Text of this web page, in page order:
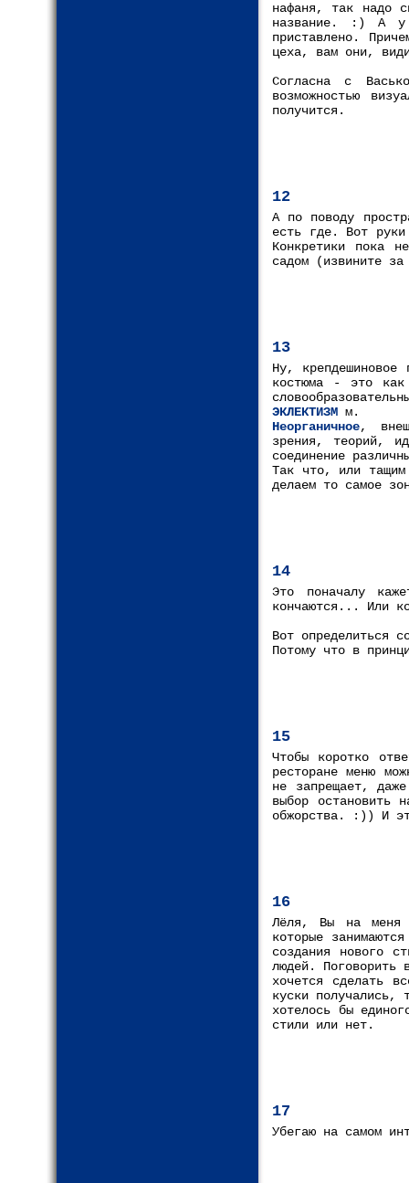
нафаня, так надо
название. :) А у
приставлено.
цеха, вам они,
Согласна с
возможностью
получится.
12
А по поводу
есть где. Вот
Конкретики пока
садом (извините
13
Ну,
костюма - это как
ЭКЛЕКТИЗМ м.
Неорганичное,
зрения, теорий,
соединение
Так что, или тащим
делаем то самое
14
Это поначалу
кончаются... Или
Вот определиться
Потому что в
15
Чтобы коротко
ресторане меню
не запрещает,
выбор остановить
обжорства. :)) И
16
Лёля, Вы на меня
которые
создания нового
людей. Поговорить
хочется сделать
куски получались,
хотелось бы
стили или нет.
17
Убегаю на самом